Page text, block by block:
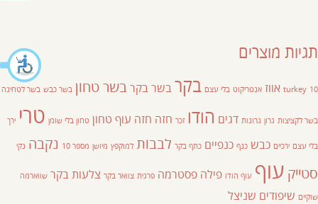
תגיות מוצרים
10
turkey אווז אנטריקוט בלי עצם בקרבשר בקרבשר טחון בשר כבש בשר לטחינה
בשר לקציצות גרון גרונות דגים הודו זכר חזה חזה עוף טחון טחון בלי שומן טרי ירך
בלי עצם ירכיים כבש כנף כנפיים כתף בקר לבבות למוקפץ מיושן מספר 10 נקבה נקי
סטייק עוף עוף הודו פילה פסטרמה פרגית צוואר בקר צלעות בקר שווארמה
שוקיים שיפודים שניצל